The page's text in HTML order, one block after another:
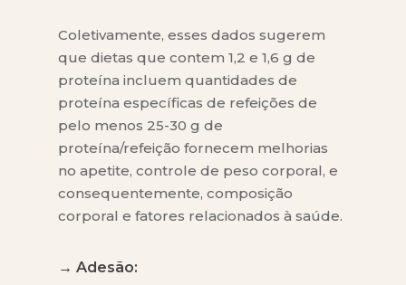
Coletivamente, esses dados sugerem
que dietas que contem 1,2 e 1,6 g de
proteína incluem quantidades de
proteína específicas de refeições de
pelo menos 25-30 g de
proteína/refeição fornecem melhorias
no apetite, controle de peso corporal, e
consequentemente, composição
corporal e fatores relacionados à saúde.
→ Adesão: